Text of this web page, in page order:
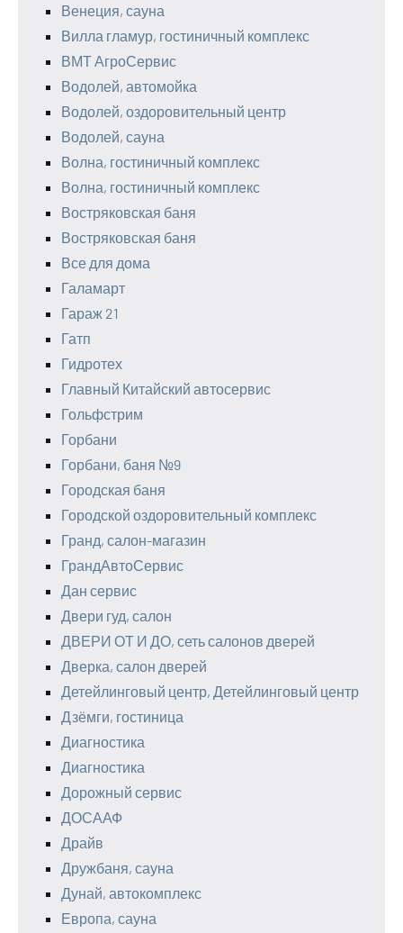
Венеция, сауна
Вилла гламур, гостиничный комплекс
ВМТ АгроСервис
Водолей, автомойка
Водолей, оздоровительный центр
Водолей, сауна
Волна, гостиничный комплекс
Волна, гостиничный комплекс
Востряковская баня
Востряковская баня
Все для дома
Галамарт
Гараж 21
Гатп
Гидротех
Главный Китайский автосервис
Гольфстрим
Горбани
Горбани, баня №9
Городская баня
Городской оздоровительный комплекс
Гранд, салон-магазин
ГрандАвтоСервис
Дан сервис
Двери гуд, салон
ДВЕРИ ОТ И ДО, сеть салонов дверей
Дверка, салон дверей
Детейлинговый центр, Детейлинговый центр
Дзёмги, гостиница
Диагностика
Диагностика
Дорожный сервис
ДОСААФ
Драйв
Дружбаня, сауна
Дунай, автокомплекс
Европа, сауна